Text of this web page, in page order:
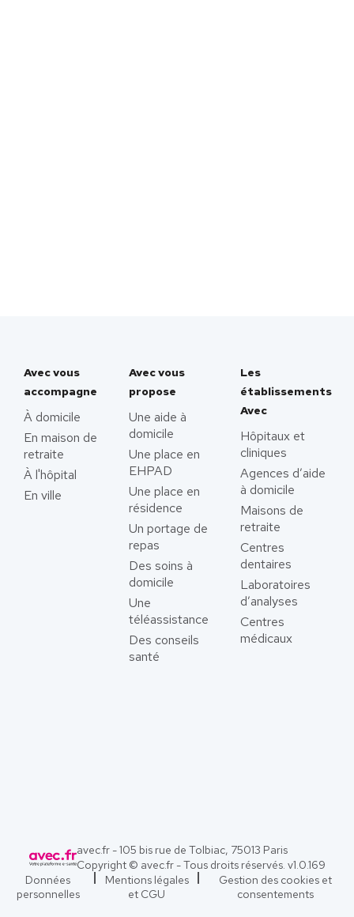
Avec vous
accompagne
À domicile
En maison de
retraite
À l'hôpital
En ville
Avec vous
propose
Une aide à
domicile
Une place en
EHPAD
Une place en
résidence
Un portage de
repas
Des soins à
domicile
Une
téléassistance
Des conseils
santé
Les
établissements
Avec
Hôpitaux et
cliniques
Agences d’aide
à domicile
Maisons de
retraite
Centres
dentaires
Laboratoires
d’analyses
Centres
médicaux
avec.fr - 105 bis rue de Tolbiac, 75013 Paris
Copyright © avec.fr - Tous droits réservés. v1.0.169
Données
personnelles
Mentions légales
et CGU
Gestion des cookies et
consentements